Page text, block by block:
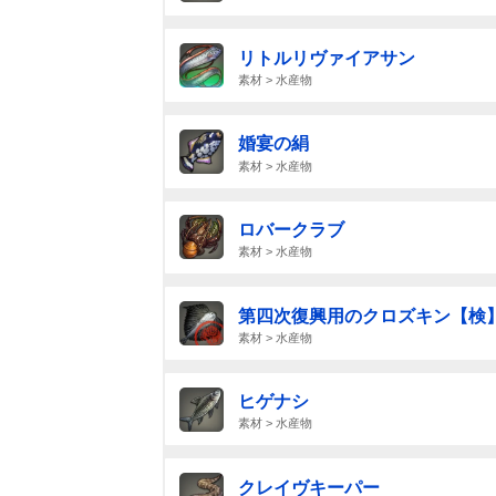
リトルリヴァイアサン
素材 > 水産物
婚宴の絹
素材 > 水産物
ロバークラブ
素材 > 水産物
第四次復興用のクロズキン【検
素材 > 水産物
ヒゲナシ
素材 > 水産物
クレイヴキーパー